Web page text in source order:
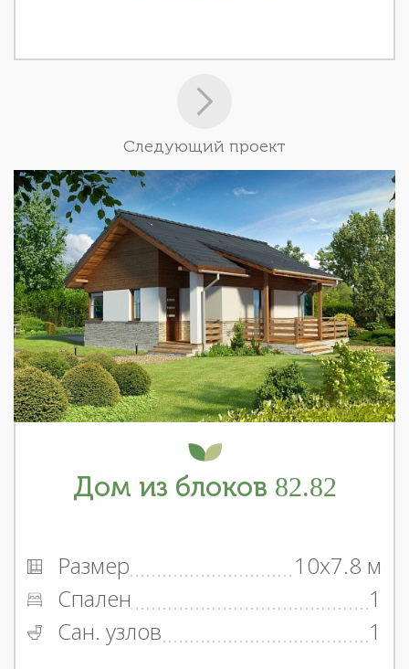
Следующий проект
Дом из блоков 82.82
Размер
10x7.8 м
Спален
1
Сан. узлов
1